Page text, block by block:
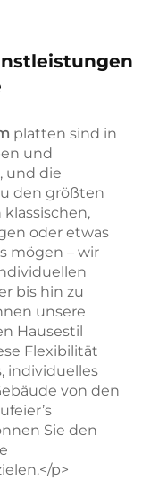
platten sind in
und
und die
den größten
klassischen,
oder etwas
mögen – wir
bis hin zu
unsere
Hausestil
Flexibilität
individuelles
von den
Sie den
p>